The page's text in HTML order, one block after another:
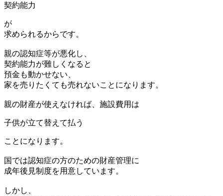
契約能力
が
求められるからです。
親の認知症等が悪化し、
契約能力が難しくなると
預金も動かせない、
家を売りたくても売れないことになります。
親の財産が使えなければ、施設費用は
子供が立て替えて払う
ことになります。
国では認知症の方のための財産管理に
成年後見制度を用意しています。
しかし、